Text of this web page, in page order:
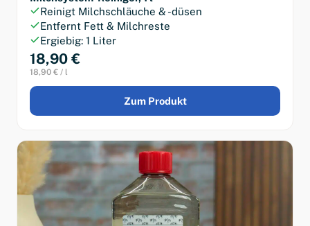
Reinigt Milchschläuche & -düsen
Entfernt Fett & Milchreste
Ergiebig: 1 Liter
18,90 €
18,90 € / l
Zum Produkt